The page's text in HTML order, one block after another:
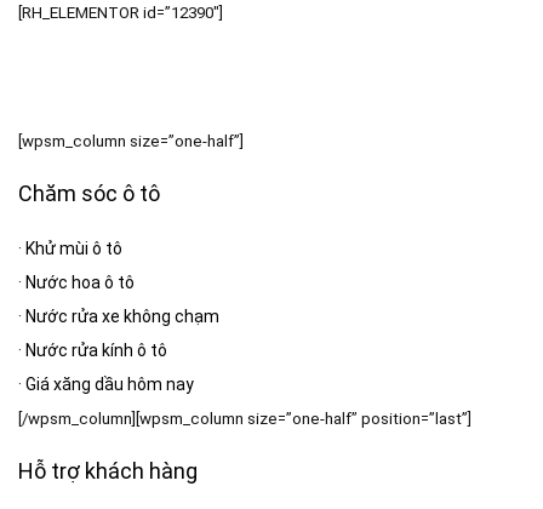
[RH_ELEMENTOR id=”12390″]
[wpsm_column size=”one-half”]
Chăm sóc ô tô
· Khử mùi ô tô
· Nước hoa ô tô
· Nước rửa xe không chạm
· Nước rửa kính ô tô
· Giá xăng dầu hôm nay
[/wpsm_column][wpsm_column size=”one-half” position=”last”]
Hỗ trợ khách hàng